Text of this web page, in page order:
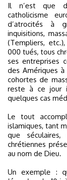
Il n’est que
catholicisme
d’atrocités à
inquisitions,
(Templiers,
000 tués, tous
ses entreprises
des Amériques à
cohortes de
reste à ce jour
quelques cas
Le tout
islamiques, tant
que
chrétiennes
au nom de Dieu.
Un exemple :